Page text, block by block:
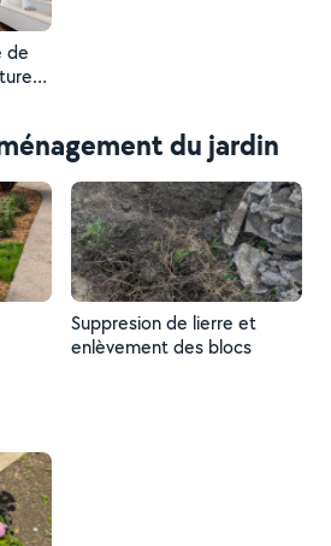
de
du jardin
Suppresion de lierre et
enlèvement des blocs